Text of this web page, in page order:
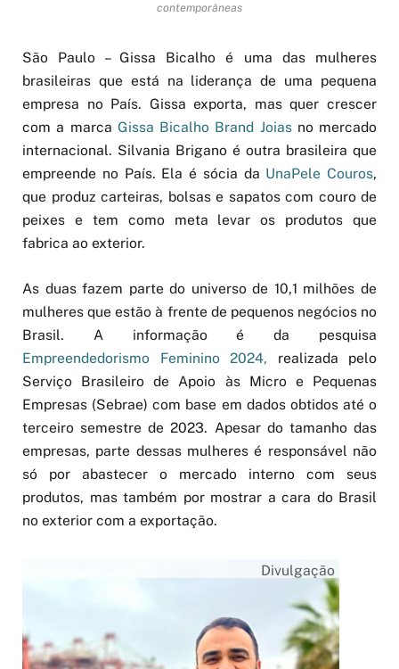
contemporâneas
São Paulo – Gissa Bicalho é uma das mulheres
brasileiras que está na liderança de uma pequena
empresa no País. Gissa exporta, mas quer crescer
com a marca Gissa Bicalho Brand Joiasno mercado
internacional. Silvania Brigano é outra brasileira que
empreende no País. Ela é sócia da UnaPele Couros,
que produz carteiras, bolsas e sapatos com couro de
peixes e tem como meta levar os produtos que
fabrica ao exterior.
As duas fazem parte do universo de 10,1 milhões de
mulheres que estão à frente de pequenos negócios no
Brasil. A informação é da pesquisa
Empreendedorismo Feminino 2024, realizada pelo
Serviço Brasileiro de Apoio às Micro e Pequenas
Empresas (Sebrae) com base em dados obtidos até o
terceiro semestre de 2023. Apesar do tamanho das
empresas, parte dessas mulheres é responsável não
só por abastecer o mercado interno com seus
produtos, mas também por mostrar a cara do Brasil
no exterior com a exportação.
Divulgação